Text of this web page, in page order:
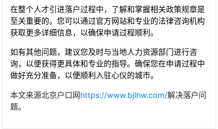
在整个人才引进落户过程中，了解和掌握相关政策规章是
至关重要的。您可以通过官方网站和专业的法律咨询机构
获取更多详细信息，以确保申请过程顺利。
如有其他问题，建议您及时与当地人力资源部门进行咨
询，以便获得更具体和专业的指导。确保您在申请过程中
做好充分准备，以便顺利入驻心仪的城市。
本文来源北京户口网https://www.bjlhw.com/解决落户问
题。